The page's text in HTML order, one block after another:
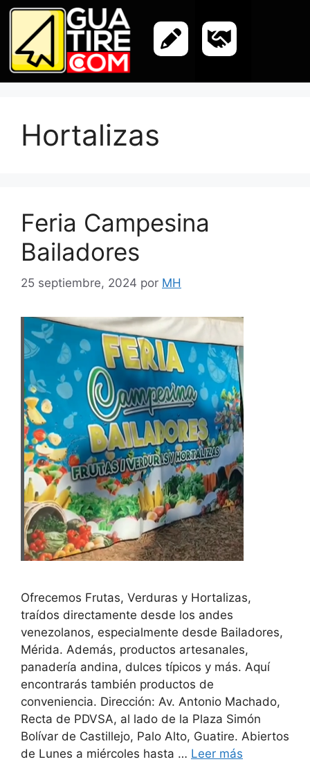
Hortalizas
Feria Campesina
Bailadores
25 septiembre, 2024 por MH
Ofrecemos Frutas, Verduras y Hortalizas,
traídos directamente desde los andes
venezolanos, especialmente desde Bailadores,
Mérida. Además, productos artesanales,
panadería andina, dulces típicos y más. Aquí
encontrarás también productos de
conveniencia. Dirección: Av. Antonio Machado,
Recta de PDVSA, al lado de la Plaza Simón
Bolívar de Castillejo, Palo Alto, Guatire. Abiertos
de Lunes a miércoles hasta … Leer más